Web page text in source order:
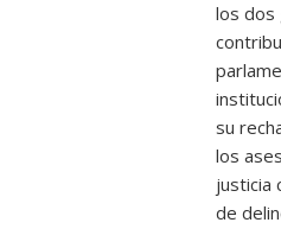
los dos
su
los
justicia
de